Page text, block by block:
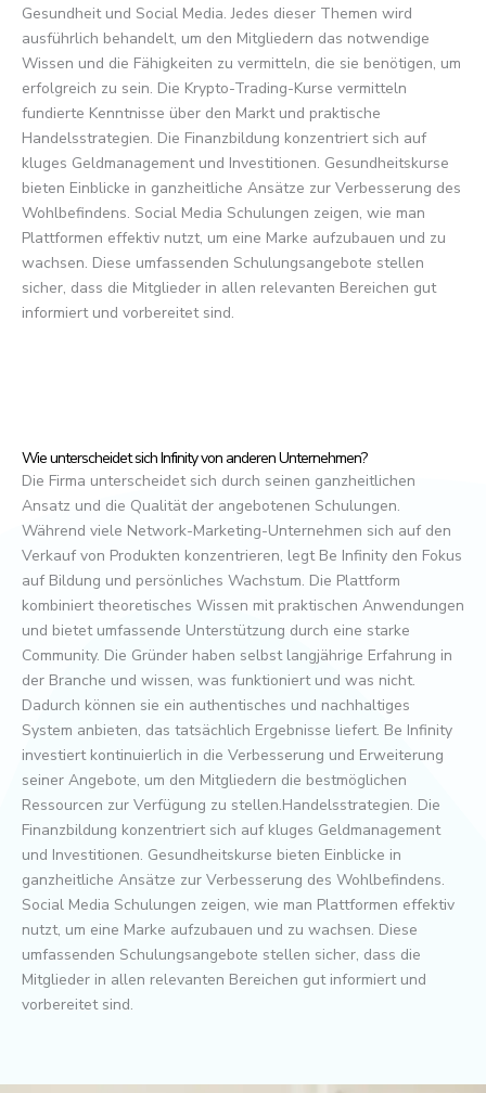
Gesundheit und Social Media. Jedes dieser Themen wird
ausführlich behandelt, um den Mitgliedern das notwendige
Wissen und die Fähigkeiten zu vermitteln, die sie benötigen, um
erfolgreich zu sein. Die Krypto-Trading-Kurse vermitteln
fundierte Kenntnisse über den Markt und praktische
Handelsstrategien. Die Finanzbildung konzentriert sich auf
kluges Geldmanagement und Investitionen. Gesundheitskurse
bieten Einblicke in ganzheitliche Ansätze zur Verbesserung des
Wohlbefindens. Social Media Schulungen zeigen, wie man
Plattformen effektiv nutzt, um eine Marke aufzubauen und zu
wachsen. Diese umfassenden Schulungsangebote stellen
sicher, dass die Mitglieder in allen relevanten Bereichen gut
informiert und vorbereitet sind.
Wie unterscheidet sich Infinity von anderen Unternehmen?
Die Firma unterscheidet sich durch seinen ganzheitlichen
Ansatz und die Qualität der angebotenen Schulungen.
Während viele Network-Marketing-Unternehmen sich auf den
Verkauf von Produkten konzentrieren, legt Be Infinity den Fokus
auf Bildung und persönliches Wachstum. Die Plattform
kombiniert theoretisches Wissen mit praktischen Anwendungen
und bietet umfassende Unterstützung durch eine starke
Community. Die Gründer haben selbst langjährige Erfahrung in
der Branche und wissen, was funktioniert und was nicht.
Dadurch können sie ein authentisches und nachhaltiges
System anbieten, das tatsächlich Ergebnisse liefert. Be Infinity
investiert kontinuierlich in die Verbesserung und Erweiterung
seiner Angebote, um den Mitgliedern die bestmöglichen
Ressourcen zur Verfügung zu stellen.Handelsstrategien. Die
Finanzbildung konzentriert sich auf kluges Geldmanagement
und Investitionen. Gesundheitskurse bieten Einblicke in
ganzheitliche Ansätze zur Verbesserung des Wohlbefindens.
Social Media Schulungen zeigen, wie man Plattformen effektiv
nutzt, um eine Marke aufzubauen und zu wachsen. Diese
umfassenden Schulungsangebote stellen sicher, dass die
Mitglieder in allen relevanten Bereichen gut informiert und
vorbereitet sind.